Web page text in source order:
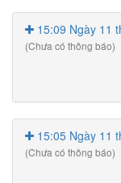
15:09 Ngày 11
(Chưa có thông báo)
15:05 Ngày 11
(Chưa có thông báo)